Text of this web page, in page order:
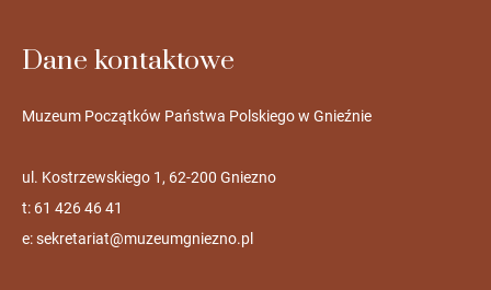
Dane kontaktowe
Muzeum Początków Państwa Polskiego w Gnieźnie
ul. Kostrzewskiego 1, 62-200 Gniezno
t: 61 426 46 41
e:sekretariat@muzeumgniezno.pl